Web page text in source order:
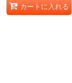
カートに入れる